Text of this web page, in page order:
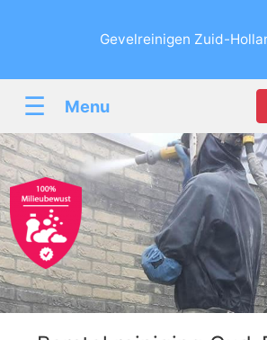
Gevelreinigen Zuid-
☰ Menu